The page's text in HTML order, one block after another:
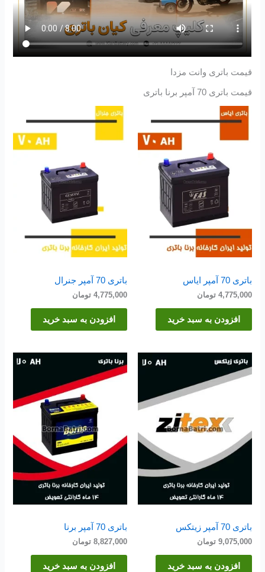
قیمت باتری وانت مزدا
قیمت باتری 70 آمپر برنا باتری
باتری 70 آمپر ایاس
4,775,000 تومان
افزودن به سبد خرید
باتری 70 آمپر جنرال
4,775,000 تومان
افزودن به سبد خرید
باتری 70 آمپر زیتکس
9,075,000 تومان
افزودن به سبد خرید
باتری 70 آمپر برنا
8,827,000 تومان
افزودن به سبد خرید